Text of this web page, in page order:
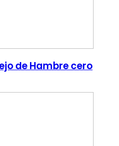
de Hambre cero